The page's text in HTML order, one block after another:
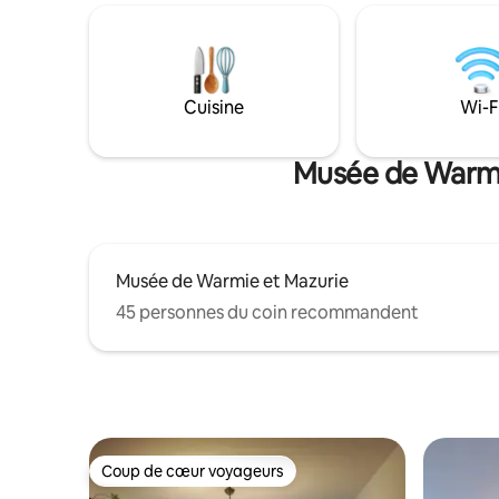
voiture et à trente minutes d'Olsztyn.
Au-delà d'un environnement luxueux et
tranquille, la propriété offre de
nombreuses activités de plein air,
randonnée, vélo et kayak.
avec
Cuisine Wi-
Musée de
Musée de Warmie et Mazurie
45 personnes du coin recommandent
Coup de cœur voyageurs
Coup de cœur voyageurs